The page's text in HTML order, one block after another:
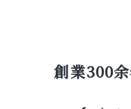
創業300